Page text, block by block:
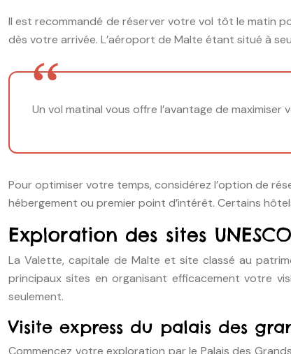
Il est recommandé de réserver votre vol tôt le matin
dès votre arrivée. L’aéroport de Malte étant situé à
Un vol matinal vous offre l’avantage de
Pour optimiser votre temps, considérez l’option de
hébergement ou premier point d’intérêt. Certains
Exploration des sites
La Valette, capitale de Malte et site classé au
principaux sites en organisant efficacement votre
seulement.
Visite express du palais des
Commencez votre exploration par le Palais des